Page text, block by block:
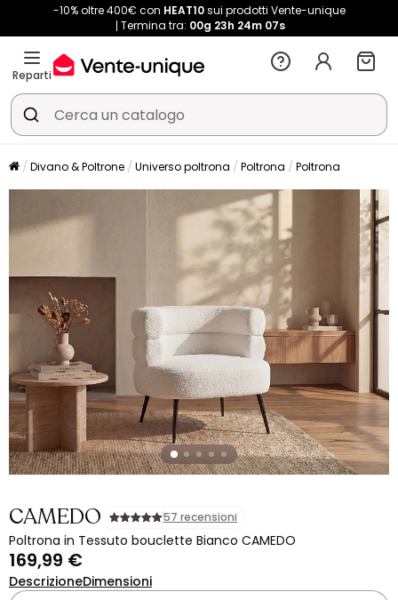
-10% oltre 400€ con HEAT10sui prodotti Vente-unique
Termina tra: 00g 23h 24m 06s
Reparti
Divano & Poltrone Universo poltrona Poltrona Poltrona
CAMEDO 57 recensioni
Poltrona in Tessuto bouclette Bianco CAMEDO
169,99 €
DescrizioneDimensioni